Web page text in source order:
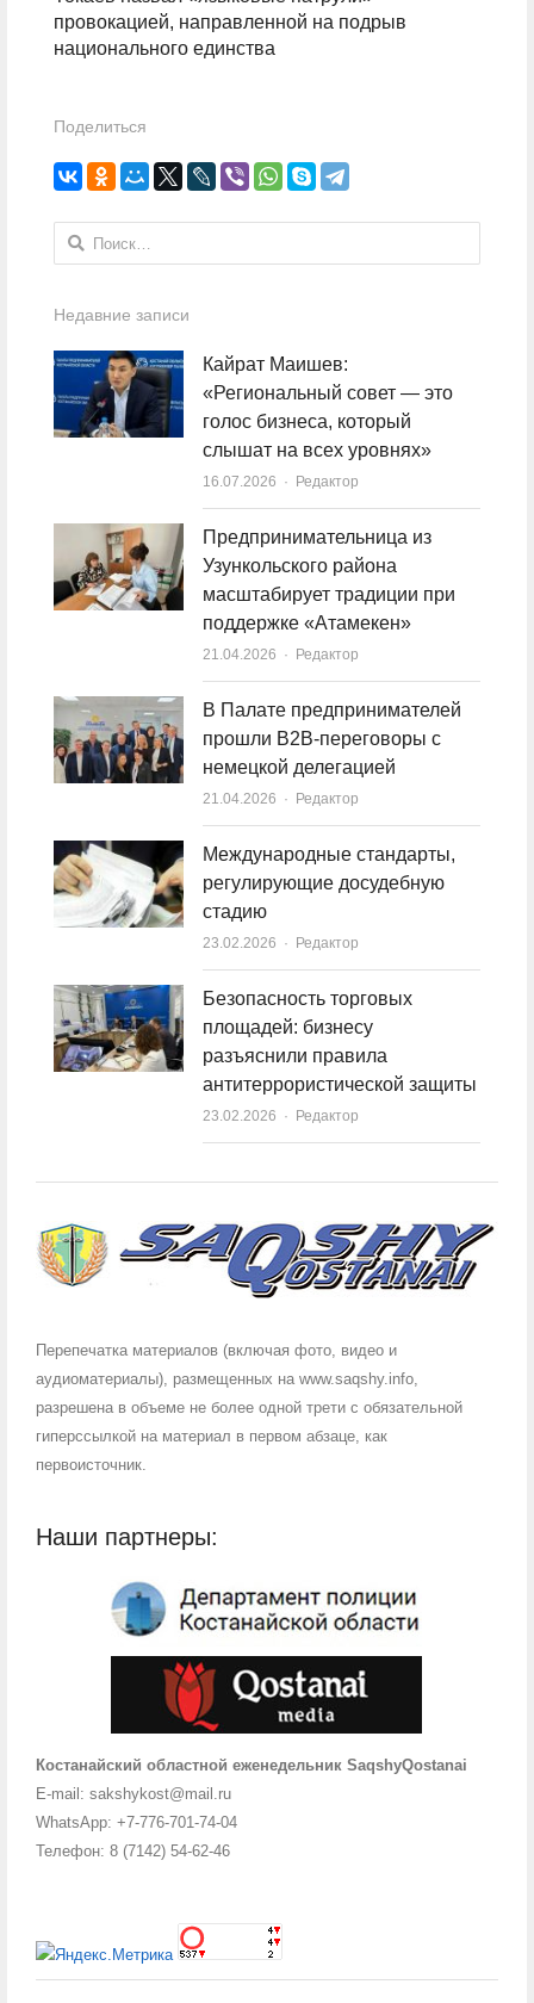
провокацией, направленной на подрыв
национального единства
Поделиться
Найти:
Недавние записи
Кайрат Маишев:
«Региональный совет — это
голос бизнеса, который
слышат на всех уровнях»
16.07.2026 Author
Редактор
Предпринимательница из
Узункольского района
масштабирует традиции при
поддержке «Атамекен»
21.04.2026 Author
Редактор
В Палате предпринимателей
прошли B2B-переговоры с
немецкой делегацией
21.04.2026 Author
Редактор
Международные стандарты,
регулирующие досудебную
стадию
23.02.2026 Author
Редактор
Безопасность торговых
площадей: бизнесу
разъяснили правила
антитеррористической защиты
23.02.2026 Author
Редактор
Перепечатка материалов (включая фото, видео и
аудиоматериалы), размещенных на www.saqshy.info,
разрешена в объеме не более одной трети с обязательной
гиперссылкой на материал в первом абзаце, как
первоисточник.
Наши партнеры:
Костанайский областной еженедельник SaqshyQostanai
E-mail: sakshykost@mail.ru
WhatsApp: +7-776-701-74-04
Телефон: 8 (7142) 54-62-46